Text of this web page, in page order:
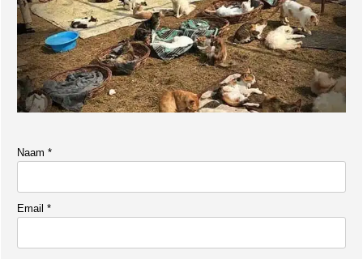
Naam *
Email *